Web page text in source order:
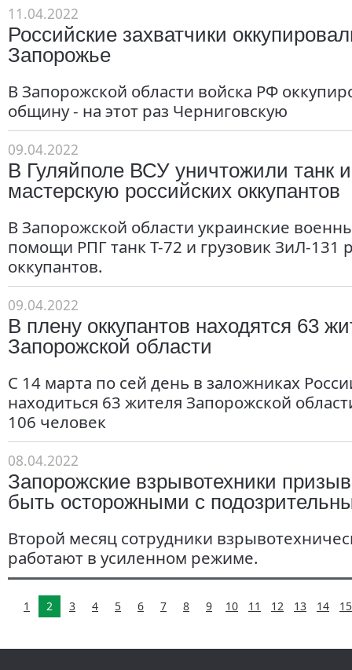
11.04.2022
Российские захватчики
Запорожье
В Запорожской области войска РФ
общину - на этот раз Черниговскую
09.04.2022
В Гуляйполе ВСУ уничтожили танк
мастерскую российских оккупантов
В Запорожской области украинские
помощи РПГ танк Т-72 и грузовик ЗиЛ-131
оккупантов.
09.04.2022
В плену оккупантов находятся 63
Запорожской области
С 14 марта по сей день в заложниках
находиться 63 жителя Запорожской
106 человек
08.04.2022
Запорожские взрывотехники
быть осторожными с
Второй месяц сотрудники
работают в усиленном режиме.
1 2 3 4 5 6 7 8 9 10 11 12 13 14 15